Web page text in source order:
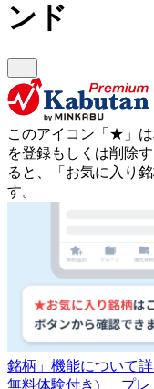
ンド
このアイコン 「★」
を登録もしくは削除す
ると、「お気に入り
す。
銘柄」機能について詳
無料体験付き)
プレ